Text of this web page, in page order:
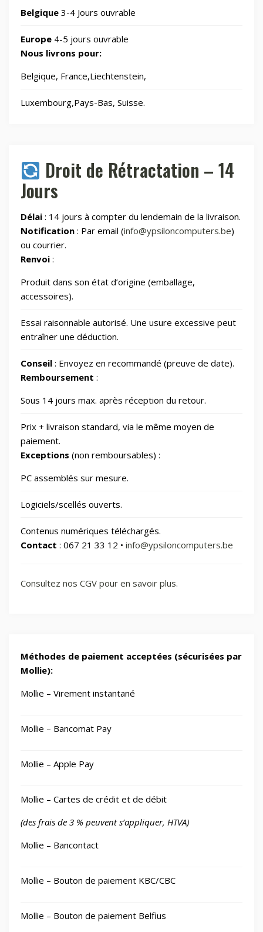
Jardin
Jouets
Laser graveurs et découpeuses
Montres & Rings 100
Outillage
Photos et Caméras 797
Santé et beauté 65
Smart Home/Lighting/Lighting fixtures
Smartphones & Tablets
Vélos & Trottinettes
Belgique 3-4 Jours ouvrable
Europe 4-5 jours ouvrable
Nous livrons pour:
Belgique, France,Liechtenstein,
Luxembourg,Pays-Bas, Suisse.
Droit de Rétractation – 14
Jours
Délai : 14 jours à compter du lendemain de la livraison.
Notification : Par email (info@ypsiloncomputers.be)
ou courrier.
Renvoi :
Produit dans son état d’origine (emballage,
accessoires).
Essai raisonnable autorisé. Une usure excessive peut
entraîner une déduction.
Conseil : Envoyez en recommandé (preuve de date).
Remboursement :
Sous 14 jours max. après réception du retour.
Prix + livraison standard, via le même moyen de
paiement.
Exceptions (non remboursables) :
PC assemblés sur mesure.
Logiciels/scellés ouverts.
Contenus numériques téléchargés.
Contact : 067 21 33 12 • info@ypsiloncomputers.be
Consultez nos CGV pour en savoir plus.
Méthodes de paiement acceptées (sécurisées par
Mollie):
Mollie – Virement instantané
Mollie – Bancomat Pay
Mollie – Apple Pay
Mollie – Cartes de crédit et de débit
(des frais de 3 % peuvent s’appliquer, HTVA)
Mollie – Bancontact
Mollie – Bouton de paiement KBC/CBC
Mollie – Bouton de paiement Belfius